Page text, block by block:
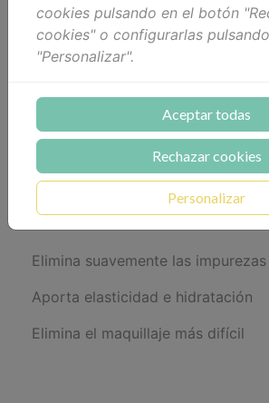
Retira el maquillaje,
y partículas de la piel
preservando la
para un confort total.
Disfruta de tu desmaquillado
Elimina suavemente las impurezas
Aporta elasticidad e hidratación
Elimina el maquillaje más difícil
cookies pulsando en el botón
cookies" o configurarlas
"Personalizar".
Aceptar todas
Rechazar cookies
Personalizar